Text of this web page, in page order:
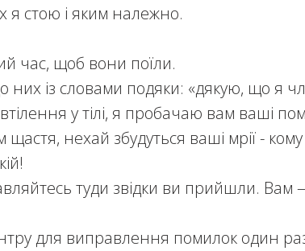
я стою і яким належно.
час, щоб вони поїли.
них із словами подяки: «дякую, що я
у тілі, я пробачаю вам ваші
нехай збудуться ваші мрії -
туди звідки ви прийшли.
для виправлення помилок один